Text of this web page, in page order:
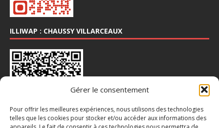
Gérer le consentement
Pour offrir les meilleures expériences, nous utilisons des technologies
telles que les cookies pour stocker et/ou accéder aux informations des
ILLIWAP : CHAUSSY VILLARCEAUX